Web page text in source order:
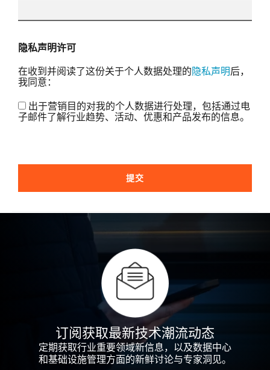
隐私声明许可
在收到并阅读了这份关于个人数据处理的隐私声明后，
我同意：
出于营销目的对我的个人数据进行处理，包括通过电
子邮件了解行业趋势、活动、优惠和产品发布的信息。
提交
订阅获取最新技术潮流动态
定期获取行业重要领域新信息，以及数据中心
和基础设施管理方面的新鲜讨论与专家洞见。